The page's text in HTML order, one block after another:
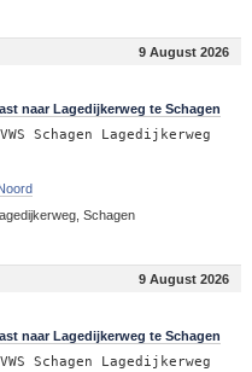
9 August 2026
naar Lagedijkerweg te Schagen
Schagen Lagedijkerweg
Schagen
9 August 2026
naar Lagedijkerweg te Schagen
Schagen Lagedijkerweg